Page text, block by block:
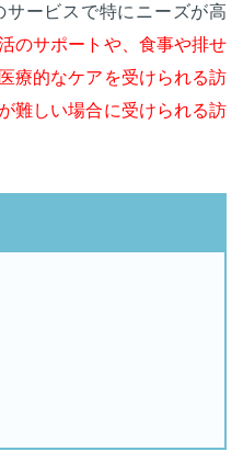
ービスで特にニーズが高
のサポートや、食事や排せ
療的なケアを受けられる訪
難しい場合に受けられる訪